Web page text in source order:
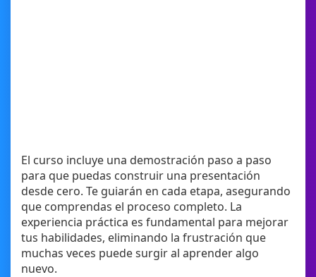
El curso incluye una demostración paso a paso
para que puedas construir una presentación
desde cero. Te guiarán en cada etapa, asegurando
que comprendas el proceso completo. La
experiencia práctica es fundamental para mejorar
tus habilidades, eliminando la frustración que
muchas veces puede surgir al aprender algo
nuevo.